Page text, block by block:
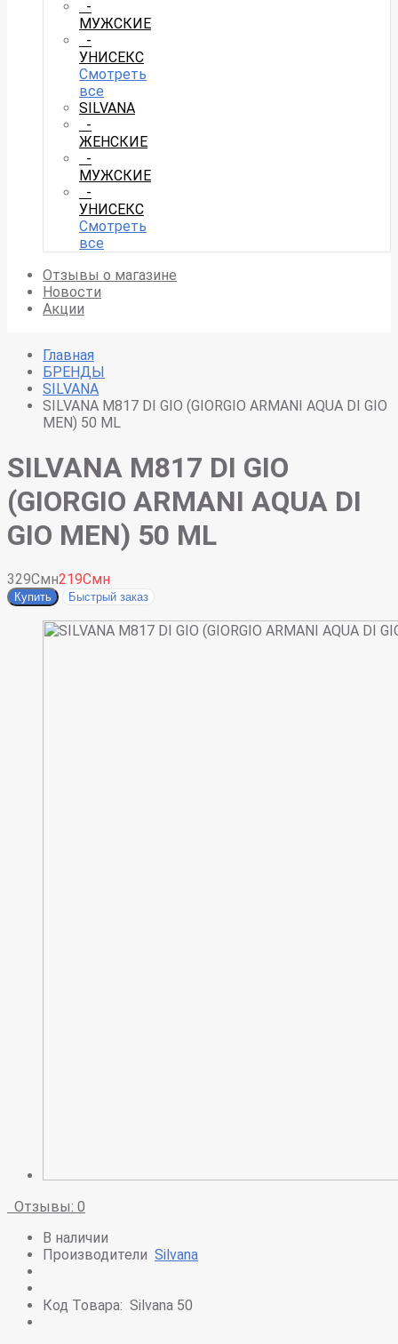
-
МУЖСКИЕ
-
УНИСЕКС
Смотреть
все
SILVANA
-
ЖЕНСКИЕ
-
МУЖСКИЕ
-
УНИСЕКС
Смотреть
все
Отзывы о магазине
Новости
Акции
Главная
БРЕНДЫ
SILVANA
SILVANA M817 DI GIO (GIORGIO ARMANI AQUA DI GIO
MEN) 50 ML
SILVANA M817 DI GIO
(GIORGIO ARMANI AQUA DI
GIO MEN) 50 ML
329Смн219Смн
Купить Быстрый заказ
Отзывы: 0
В наличии
Производители Silvana
Код Товара: Silvana 50